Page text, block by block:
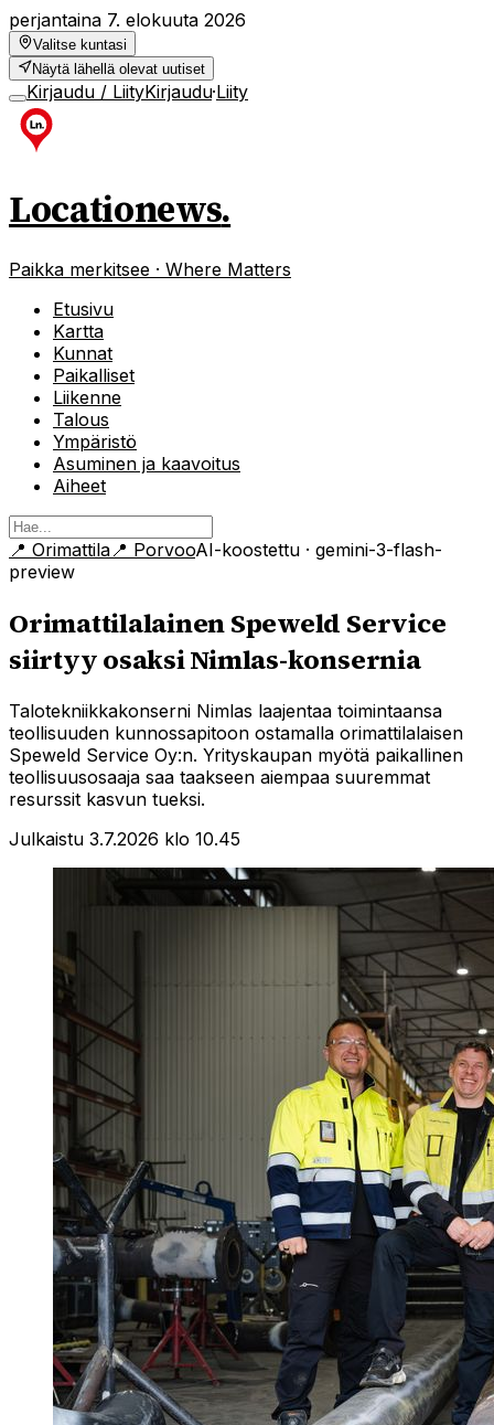
perjantaina 7. elokuuta 2026
Valitse kuntasi
Näytä lähellä olevat uutiset
Kirjaudu / LiityKirjaudu·Liity
Locationews.
Paikka merkitsee · Where Matters
Etusivu
Kartta
Kunnat
Paikalliset
Liikenne
Talous
Ympäristö
Asuminen ja kaavoitus
Aiheet
📍 Orimattila 📍 PorvooAI-koostettu · gemini-3-flash-
preview
Orimattilalainen Speweld Service
siirtyy osaksi Nimlas-konsernia
Talotekniikkakonserni Nimlas laajentaa toimintaansa
teollisuuden kunnossapitoon ostamalla orimattilalaisen
Speweld Service Oy:n. Yrityskaupan myötä paikallinen
teollisuusosaaja saa taakseen aiempaa suuremmat
resurssit kasvun tueksi.
Julkaistu 3.7.2026 klo 10.45